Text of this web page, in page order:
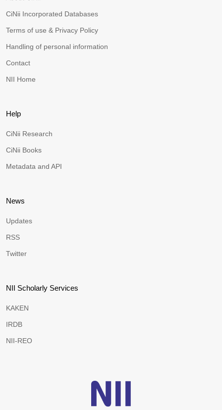
CiNii Incorporated Databases
Terms of use & Privacy Policy
Handling of personal information
Contact
NII Home
Help
CiNii Research
CiNii Books
Metadata and API
News
Updates
RSS
Twitter
NII Scholarly Services
KAKEN
IRDB
NII-REO